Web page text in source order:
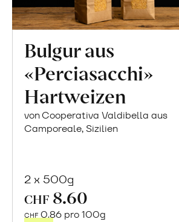
Bulgur aus
«Perciasacchi»
Hartweizen
von Cooperativa Valdibella aus
Camporeale, Sizilien
2 x 500g
CHF 8.60
CHF0.86 pro 100gden